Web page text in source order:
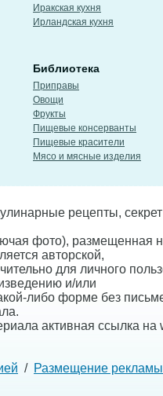
Иракская кухня
Ирландская кухня
Библиотека
Приправы
Овощи
Фрукты
Пищевые консерванты
Пищевые красители
Мясо и мясные изделия
рецепты,
фото), размещенная
авторской,
для личного
и/или
либо форме без
активная ссылка на
/ Размещение рекламы